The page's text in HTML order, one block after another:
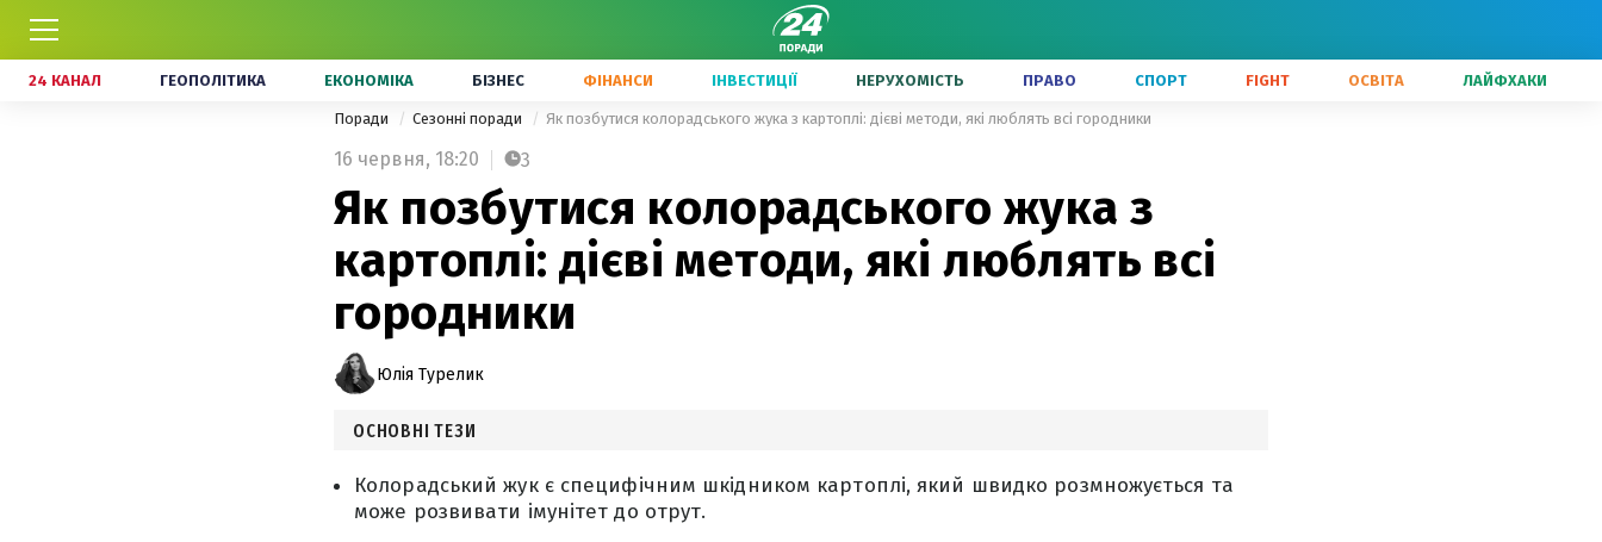
24 КАНАЛ ГЕОПОЛІТИКА ЕКОНОМІКА БІЗНЕС ФІНАНСИ ІНВЕСТИЦІЇ НЕРУХОМІСТЬ ПРАВО СПОРТ FIGHT ОСВІТА ЛАЙФХАКИ
Поради Сезонні поради Як позбутися колорадського жука з картоплі: дієві методи, які люблять всі городники
16 червня, 18:20 3
Як позбутися колорадського жука з
картоплі: дієві методи, які люблять всі
городники
Юлія Турелик
ОСНОВНІ ТЕЗИ
Колорадський жук є специфічним шкідником картоплі, який швидко розмножується та
може розвивати імунітет до отрут.